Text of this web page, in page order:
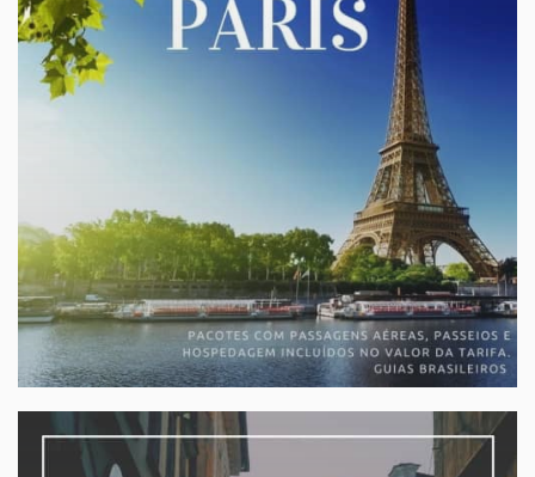
A partir de:
sob-consulta
» Roteiros
INTERNACIONAIS
Os melhores destinos internacionais